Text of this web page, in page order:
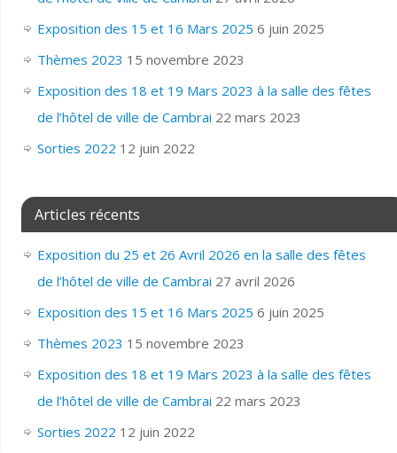
Exposition des 15 et 16 Mars 2025 6 juin 2025
Thèmes 2023 15 novembre 2023
Exposition des 18 et 19 Mars 2023 à la salle des fêtes
de l’hôtel de ville de Cambrai 22 mars 2023
Sorties 2022 12 juin 2022
Articles récents
Exposition du 25 et 26 Avril 2026 en la salle des fêtes
de l’hôtel de ville de Cambrai 27 avril 2026
Exposition des 15 et 16 Mars 2025 6 juin 2025
Thèmes 2023 15 novembre 2023
Exposition des 18 et 19 Mars 2023 à la salle des fêtes
de l’hôtel de ville de Cambrai 22 mars 2023
Sorties 2022 12 juin 2022